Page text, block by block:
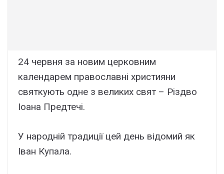
24 червня за новим церковним
календарем православні християни
святкують одне з великих свят – Різдво
Іоана Предтечі.
У народній традиції цей день відомий як
Іван Купала.